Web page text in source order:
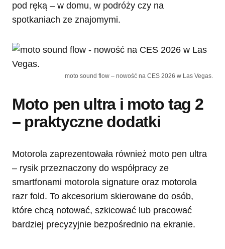
pod ręką – w domu, w podróży czy na
spotkaniach ze znajomymi.
moto sound flow – nowość na CES 2026 w Las Vegas.
Moto pen ultra i moto tag 2
– praktyczne dodatki
Motorola zaprezentowała również moto pen ultra
– rysik przeznaczony do współpracy ze
smartfonami motorola signature oraz motorola
razr fold. To akcesorium skierowane do osób,
które chcą notować, szkicować lub pracować
bardziej precyzyjnie bezpośrednio na ekranie.